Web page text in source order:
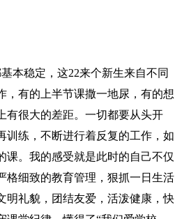
本稳定，这22来个新生来自不同
，有的上半节课撒一地尿，有的想
有很大的差距。一切都要从头开
训练，不断进行着反复的工作，如
课。我的感受就是此时的自己不仅
格细致的教育管理，狠抓一日生活
明礼貌，团结友爱，活泼健康，快